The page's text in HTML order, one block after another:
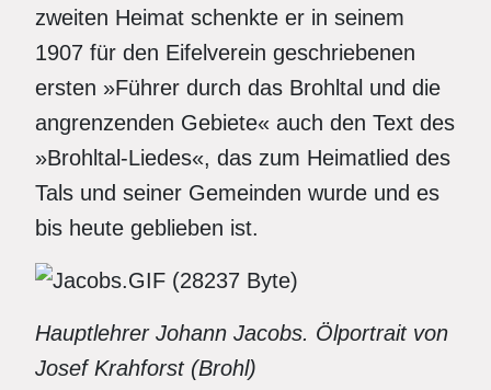
zweiten Heimat schenkte er in seinem
1907 für den Eifelverein geschriebenen
ersten »Führer durch das Brohltal und die
angrenzenden Gebiete« auch den Text des
»Brohltal-Liedes«, das zum Heimatlied des
Tals und seiner Gemeinden wurde und es
bis heute geblieben ist.
Hauptlehrer Johann Jacobs. Ölportrait von
Josef Krahforst (Brohl)